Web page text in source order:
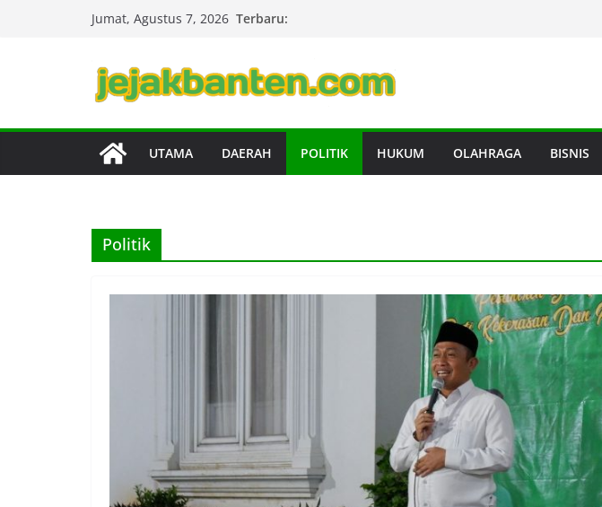
Jumat, Agustus 7, 2026 Terbaru:
UTAMA DAERAH POLITIK HUKUM OLAHRAGA BISNIS
Politik